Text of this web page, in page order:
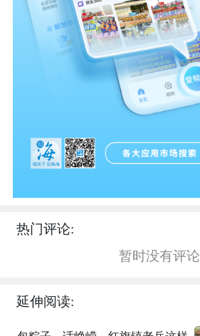
热门评论:
暂时没有评论
延伸阅读: